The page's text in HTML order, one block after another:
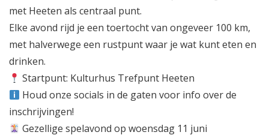
met Heeten als centraal punt.
Elke avond rijd je een toertocht van ongeveer 100 km,
met halverwege een rustpunt waar je wat kunt eten en
drinken.
Startpunt: Kulturhus Trefpunt Heeten
Houd onze socials in de gaten voor info over de
inschrijvingen!
Gezellige spelavond op woensdag 11 juni